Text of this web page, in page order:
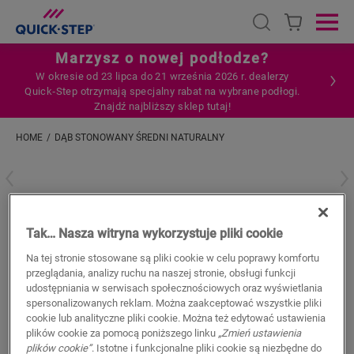
Open search
Marzysz o nowej podłodze?
W okresie od 23 lipca do 21 września 2026 r. dealerzy
Quick‑Step otrzymają specjalny rabat na wybrane podłogi.
Znajdź najbliższy sklep tutaj!
HOME DĄB STONOWANY ŚREDNI NATURALNY
Dąb stonowany średni naturalny
QSVSKDB20322
Beautiful finish
Colourmatched with your floor
Scratch-resistant top layer
Water-resistant
Tak… Nasza witryna wykorzystuje pliki cookie
Na tej stronie stosowane są pliki cookie w celu poprawy komfortu
przeglądania, analizy ruchu na naszej stronie, obsługi funkcji
udostępniania w serwisach społecznościowych oraz wyświetlania
spersonalizowanych reklam. Można zaakceptować wszystkie pliki
cookie lub analityczne pliki cookie. Można też edytować ustawienia
plików cookie za pomocą poniższego linku „Zmień ustawienia
plików cookie”. Istotne i funkcjonalne pliki cookie są niezbędne do